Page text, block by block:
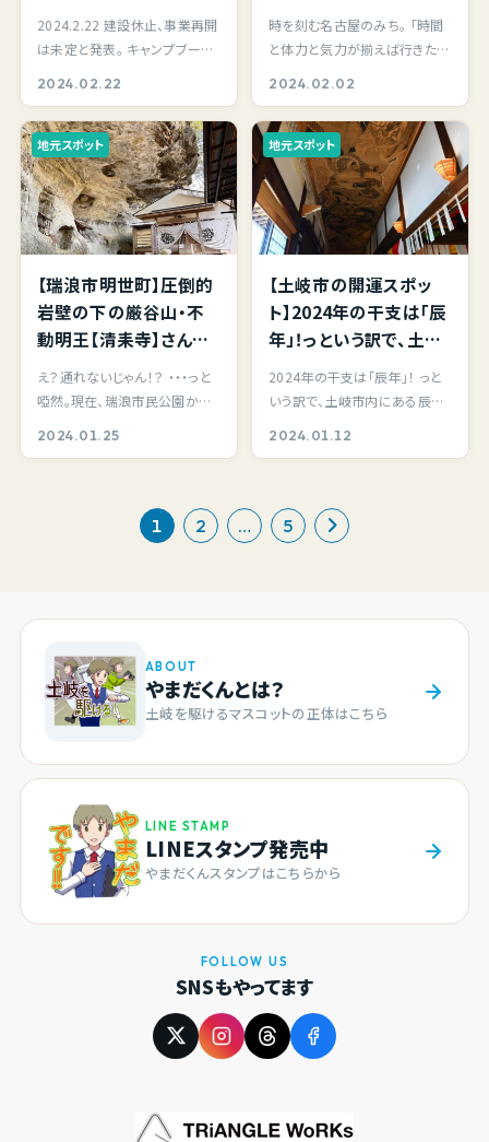
ク計画策定のレクゾー
ン、キャンプ施設は建設
市の野遊びが。。。】
2024.2.22 建設休止、事業再開
は未定と発表。 キャンプブーム
2024.02.22
木館（しゅもくかん）を見
学して歩きました。今も
る事、有難く感じます。
時を刻む名古屋のみち。 「時間
と体力と気力が揃えば行きたい
2024.02.02
【瑞浪市明世町】圧倒的
岩壁の下の厳谷山・不
動明王【清耒寺】さんの
御堂を拝見しに立ち寄
りました。反り立つ岸壁
なくパワーが湧き出てお
え？通れないじゃん！？ ・・・っと
啞然。現在、瑞浪市民公園から
2024.01.25
地元スポット
【土岐市の開運スポッ
ト】2024年の干支は「辰
年」！っという訳で、土岐
市泉町久尻の織部の里
公園の隣りにあ
安寺さん内・山口晃画伯
（ごりゅうず）をご紹介。
2024年の干支は「辰年」！ っと
いう訳で、土岐市内にある辰年
2024.01.12
地元スポット
1 2 … 5
ABOUT
やまだくんとは？
土岐を駆けるマスコットの正体はこちら
LINE STAMP
LINEスタンプ発売中
やまだくんスタンプはこちらから
FOLLOW US
SNSもやってます